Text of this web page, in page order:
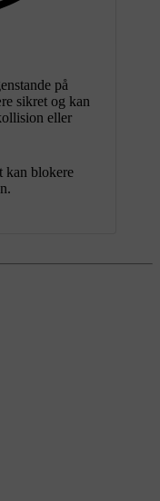
på
sikret og kan
eller
kan blokere